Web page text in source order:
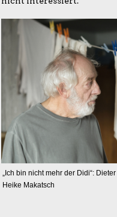
„Ich bin nicht mehr der Didi“:
Heike Makatsch